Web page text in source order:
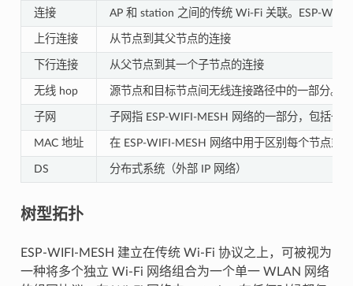
连接 AP 和 station 之间的传统 Wi-Fi 关联。ESP-
上行连接 从节点到其父节点的连接
下行连接 从父节点到其一个子节点的连接
无线 hop 源节点和目标节点间无线连接路径中的一部分。
子网 子网指 ESP-WIFI-MESH 网络的一部分，包括一
MAC 地址 在 ESP-WIFI-MESH 网络中用于区别每个节点或
DS 分布式系统（外部 IP 网络）
树型拓扑
ESP-WIFI-MESH 建立在传统 Wi-Fi 协议之上，可被视为
一种将多个独立 Wi-Fi 网络组合为一个单一 WLAN 网络